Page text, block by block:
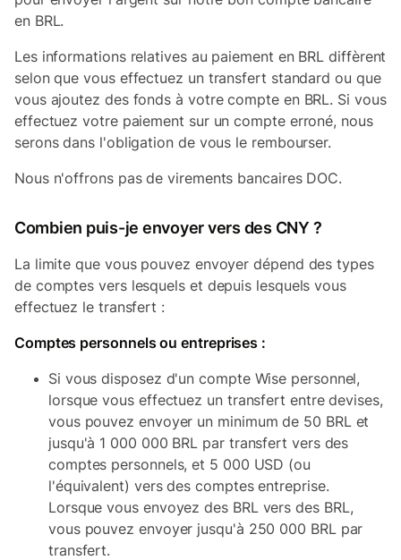
en BRL.
Les informations relatives au paiement en BRL diffèrent
selon que vous effectuez un transfert standard ou que
vous ajoutez des fonds à votre compte en BRL. Si vous
effectuez votre paiement sur un compte erroné, nous
serons dans l'obligation de vous le rembourser.
Nous n'offrons pas de virements bancaires DOC.
Combien puis-je envoyer vers des CNY ?
La limite que vous pouvez envoyer dépend des types
de comptes vers lesquels et depuis lesquels vous
effectuez le transfert :
Comptes personnels ou entreprises :
Si vous disposez d'un compte Wise personnel,
lorsque vous effectuez un transfert entre devises,
vous pouvez envoyer un minimum de 50 BRL et
jusqu'à 1 000 000 BRL par transfert vers des
comptes personnels, et 5 000 USD (ou
l'équivalent) vers des comptes entreprise.
Lorsque vous envoyez des BRL vers des BRL,
vous pouvez envoyer jusqu'à 250 000 BRL par
transfert.